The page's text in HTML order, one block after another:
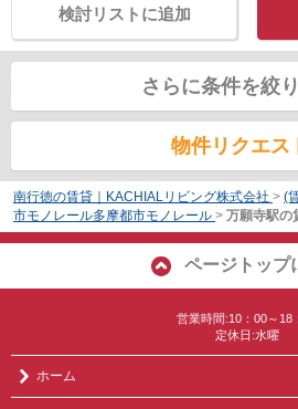
検討リストに追加
さらに条件を絞
物件リクエス
南行徳の賃貸｜KACHIALリビング株式会社 > (
市モノレール多摩都市モノレール > 万願寺駅の
ページトップ
営業時間:10：00～18
定休日:水曜
ホーム